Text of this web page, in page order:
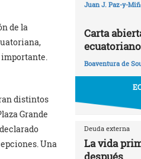
de la
importante.
distintos
Grande
Una
Juan J. Paz-y-
Carta
Boaventura de
Deuda externa
La vida
después